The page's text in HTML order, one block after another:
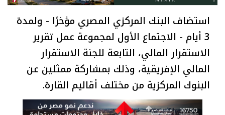
استضاف البنك المركزي المصري مؤخرًا - ولمدة
3 أيام - الاجتماع الأول لمجموعة عمل تقرير
الاستقرار المالي، التابعة للجنة الاستقرار
المالي الإفريقية، وذلك بمشاركة ممثلين عن
البنوك المركزية من مختلف أقاليم القارة.